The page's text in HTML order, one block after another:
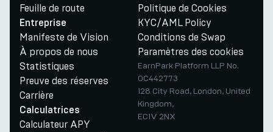
Feuille de route
Entreprise
Manifeste de Vision
À propos de nous
Statistiques
Preuve des réserves
Carrière
Calculatrices
Calculateur APY
Politique de Cookies
KYC/AML Policy
Conditions de Swap
Paramètres des cookies
EarnPark Platform LLP No.
OC442773
128 City Road, London, United
Kingdom,
EC1V 2NX